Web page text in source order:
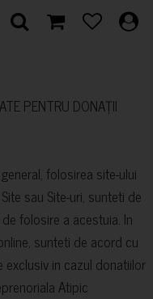
PENTRU DONAȚII
folosirea site-ului
sau Site-uri, sunteti de
folosire a acestuia. In
sunteti de acord cu
in cazul donatiilor
Atipic